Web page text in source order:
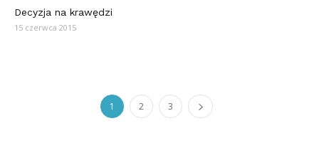
Decyzja na krawędzi
15 czerwca 2015
1 2 3